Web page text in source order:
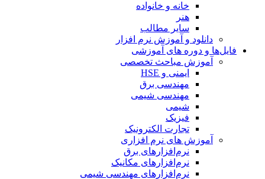
خانه و خانواده
هنر
سایر مطالب
دانلود و آموزش نرم افزار
فایل‌ها و دوره های آموزشی
آموزش مباحث تخصصی
ایمنی و HSE
مهندسی برق
مهندسی شیمی
شیمی
فیزیک
تجارت الکترونیک
آموزش های نرم افزاری
نرم‌افزارهای برق
نرم‌افزارهای مکانیک
نرم‌افزارهای مهندسی شیمی